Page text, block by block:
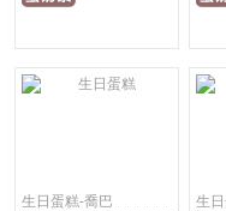
生日蛋糕-喬巴 生